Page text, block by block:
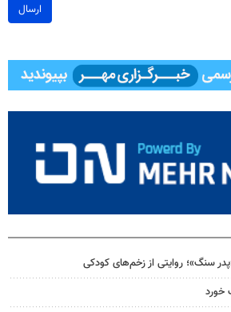
ارسال
سنگ»؛ روایتی از زخم‌های کودکی
خورد